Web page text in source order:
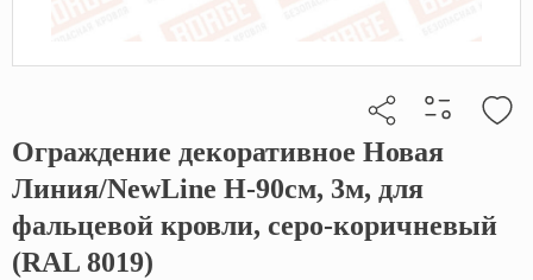
Кликните, чтобы скопировать прямую ссылку
Ограждение декоративное Новая
Линия/NewLine H-90см, 3м, для
фальцевой кровли, серо-коричневый
(RAL 8019)